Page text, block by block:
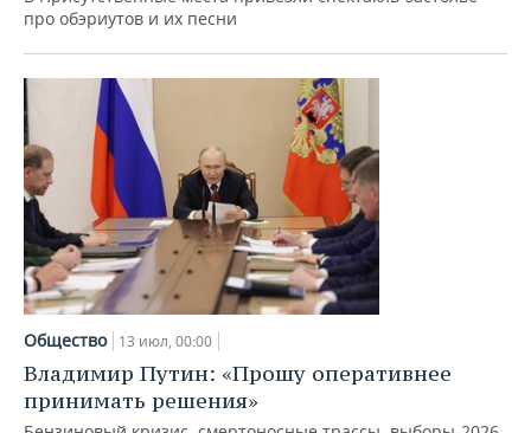
ВОДНЫЕ ВИДЫ СПОРТА
ОБРАЗОВАНИЕ
про обэриутов и их песни
Общество 13 июл, 00:00
Владимир Путин: «Прошу оперативнее
принимать решения»